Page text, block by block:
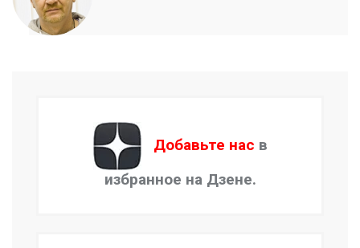
Добавьте нас в
избранное на Дзене.